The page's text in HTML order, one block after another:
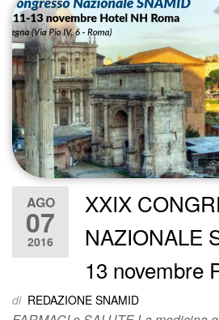
AGO
07
2016
XXIX
NAZIONALE
13 novembre
di REDAZIONE SNAMID